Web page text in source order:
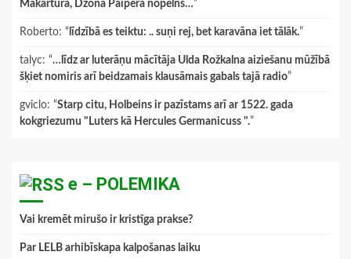
Makartura, Džona Paipera nopelns…”
Roberto: “ līdzībā es teiktu: .. suņi rej, bet karavāna iet tālāk.”
talyc: “…līdz ar luterāņu mācītāja Ulda Rožkalna aiziešanu mūžībā
šķiet nomiris arī beidzamais klausāmais gabals tajā radio”
gviclo: “Starp citu, Holbeins ir pazīstams arī ar 1522. gada
kokgriezumu "Luters kā Hercules Germanicuss ".”
e – POLEMIKA
Vai kremēt mirušo ir kristīga prakse?
Par LELB arhibīskapa kalpošanas laiku